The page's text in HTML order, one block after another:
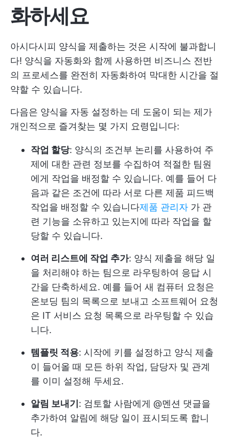
화하세요
아시다시피 양식을 제출하는 것은 시작에 불과합니
다! 양식을 자동화와 함께 사용하면 비즈니스 전반
의 프로세스를 완전히 자동화하여 막대한 시간을 절
약할 수 있습니다.
다음은 양식을 자동 설정하는 데 도움이 되는 제가
개인적으로 즐겨찾는 몇 가지 요령입니다:
작업 할당: 양식의 조건부 논리를 사용하여 주
제에 대한 관련 정보를 수집하여 적절한 팀원
에게 작업을 배정할 수 있습니다. 예를 들어 다
음과 같은 조건에 따라 서로 다른 제품 피드백
작업을 배정할 수 있습니다제품 관리자 가 관
련 기능을 소유하고 있는지에 따라 작업을 할
당할 수 있습니다.
여러 리스트에 작업 추가: 양식 제출을 해당 일
을 처리해야 하는 팀으로 라우팅하여 응답 시
간을 단축하세요. 예를 들어 새 컴퓨터 요청은
온보딩 팀의 목록으로 보내고 소프트웨어 요청
은 IT 서비스 요청 목록으로 라우팅할 수 있습
니다.
템플릿 적용: 시작에 키를 설정하고 양식 제출
이 들어올 때 모든 하위 작업, 담당자 및 관계
를 이미 설정해 두세요.
알림 보내기: 검토할 사람에게 @멘션 댓글을
추가하여 알림에 해당 일이 표시되도록 합니
다.